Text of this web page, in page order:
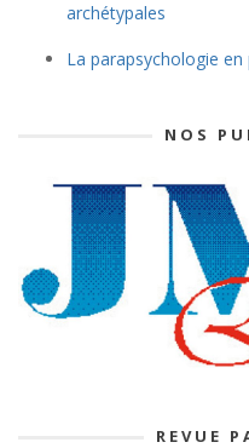
archétypales
La parapsychologie
NOS
REVUE